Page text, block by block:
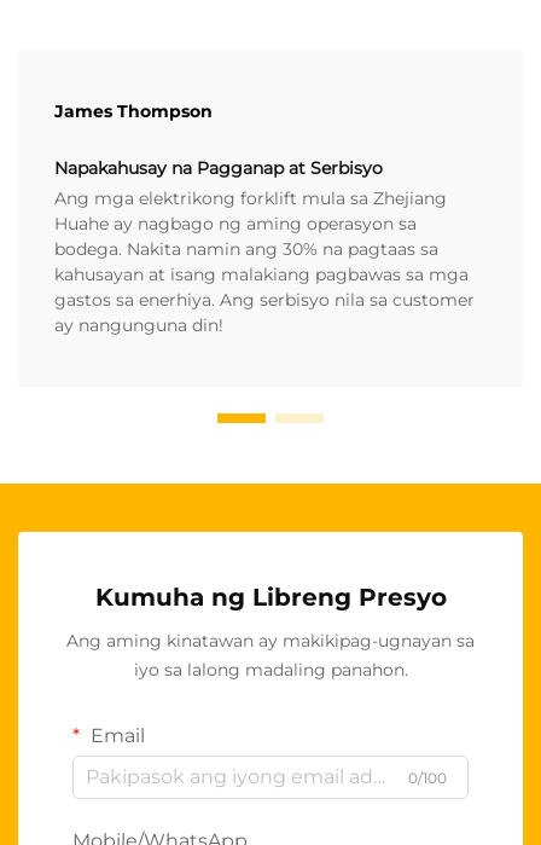
James Thompson
Napakahusay na Pagganap at Serbisyo
Ang mga elektrikong forklift mula sa Zhejiang
Huahe ay nagbago ng aming operasyon sa
bodega. Nakita namin ang 30% na pagtaas sa
kahusayan at isang malakiang pagbawas sa mga
gastos sa enerhiya. Ang serbisyo nila sa customer
ay nangunguna din!
Kumuha ng Libreng Presyo
Ang aming kinatawan ay makikipag-ugnayan sa
iyo sa lalong madaling panahon.
Email
0/100